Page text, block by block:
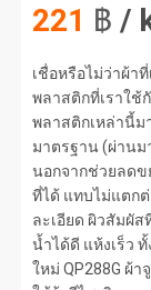
221 ฿ /
เชื่อหรือไม่ว่าผ้า
พลาสติกที่เราใช้
พลาสติกเหล่านี้
มาตรฐาน (ผ่านม
นอกจากช่วยลด
ที่ได้ แทบไม่แตก
ละเอียด ผิวสัมผั
น้ำได้ดี แห้งเร็ว
ใหม่ QP288G ผ้